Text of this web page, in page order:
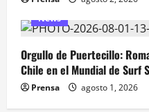
News
Orgullo de Puertecillo:
Chile en el Mundial de Surf
Prensa agosto 1, 2026